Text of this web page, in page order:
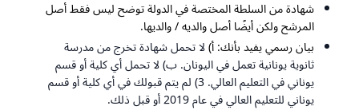
شهادة من السلطة المختصة في الدولة توضح ليس فقط أصل
المرشح ولكن أيضًا أصل والديه / والديها.
بيان رسمي يفيد بأنك: أ)لا تحمل شهادة تخرج من مدرسة
ثانوية يونانية تعمل في اليونان. ب) لا تحمل أي كلية أو قسم
يوناني في التعليم العالي. 3) لم يتم قبولك في أي كلية أو قسم
يوناني للتعليم العالي في عام 2019 أو قبل ذلك.